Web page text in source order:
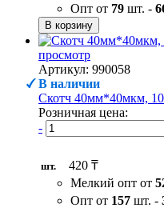
Опт от 79 шт. -
В корзину
просмотр
Артикул: 990058
В наличии
Скотч 40мм*40мкм,
Розничная цена:
-
шт.
420 ₸
Мелкий опт от
Опт от 157 шт. -